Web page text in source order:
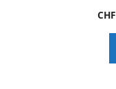
CHF